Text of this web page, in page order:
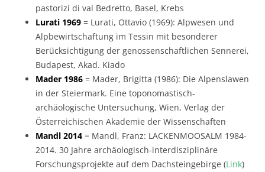
pastorizi di val Bedretto, Basel, Krebs
Lurati 1969 = Lurati, Ottavio (1969): Alpwesen und
Alpbewirtschaftung im Tessin mit besonderer
Berücksichtigung der genossenschaftlichen Sennerei,
Budapest, Akad. Kiado
Mader 1986 = Mader, Brigitta (1986): Die Alpenslawen
in der Steiermark. Eine toponomastisch-
archäologische Untersuchung, Wien, Verlag der
Österreichischen Akademie der Wissenschaften
Mandl 2014 = Mandl, Franz: LACKENMOOSALM 1984-
2014. 30 Jahre archäologisch-interdisziplinäre
Forschungsprojekte auf dem Dachsteingebirge (Link)